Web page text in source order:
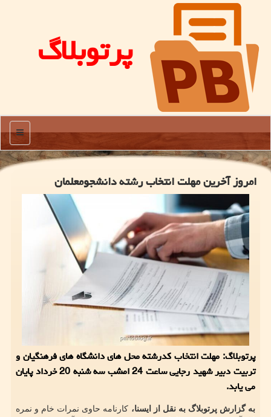
پرتوبلاگ
منو
امروز آخرین مهلت انتخاب رشته دانشجومعلمان
پرتوبلاگ: مهلت انتخاب کدرشته محل های دانشگاه های فرهنگیان و
تربیت دبیر شهید رجایی ساعت 24 امشب سه شنبه 20 خرداد پایان
می یابد.
به گزارش پرتوبلاگ به نقل از ایسنا، کارنامه حاوی نمرات خام و نمره